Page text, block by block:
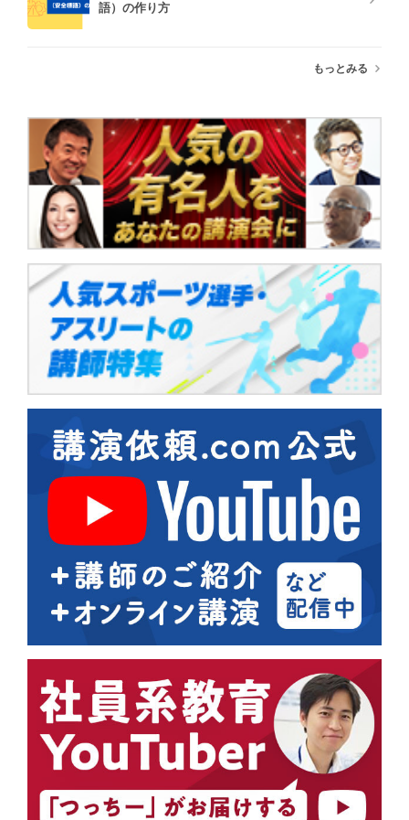
語）の作り方
もっとみる